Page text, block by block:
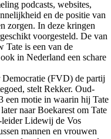
podcasts, websites,
en de positie van
zorgen. In deze kringen
voorgesteld. De van
Tate is een van de
in Nederland een schare
(FVD) de partij
stelt Rekker. Oud-
een motie in waarin hij Tate
naar Boekarest om Tate
Lidewij de Vos
mannen en vrouwen